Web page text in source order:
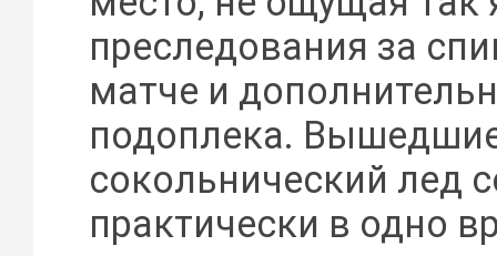
преследования за
матче и
подоплека.
сокольнический лед
практически в одно